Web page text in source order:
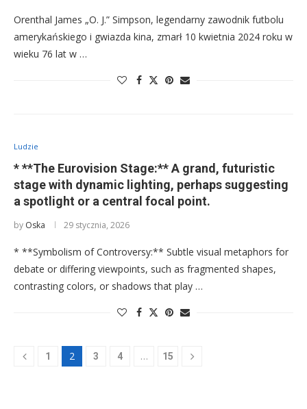
Orenthal James „O. J.” Simpson, legendarny zawodnik futbolu
amerykańskiego i gwiazda kina, zmarł 10 kwietnia 2024 roku w
wieku 76 lat w …
Ludzie
* **The Eurovision Stage:** A grand, futuristic
stage with dynamic lighting, perhaps suggesting
a spotlight or a central focal point.
by Oska 29 stycznia, 2026
* **Symbolism of Controversy:** Subtle visual metaphors for
debate or differing viewpoints, such as fragmented shapes,
contrasting colors, or shadows that play …
1 2 3 4 … 15